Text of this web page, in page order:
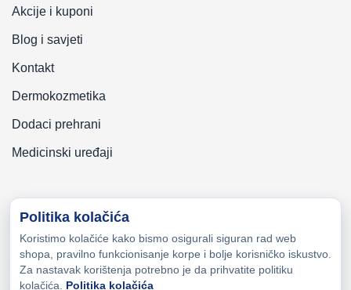
Akcije i kuponi
Blog i savjeti
Kontakt
Dermokozmetika
Dodaci prehrani
Medicinski uređaji
Copyright © 2026 Zeni-Lijek Apoteka. Sva prava zadržana
Politika kolačića
Koristimo kolačiće kako bismo osigurali siguran rad web
shopa, pravilno funkcionisanje korpe i bolje korisničko iskustvo.
Za nastavak korištenja potrebno je da prihvatite politiku
kolačića. Politika kolačića